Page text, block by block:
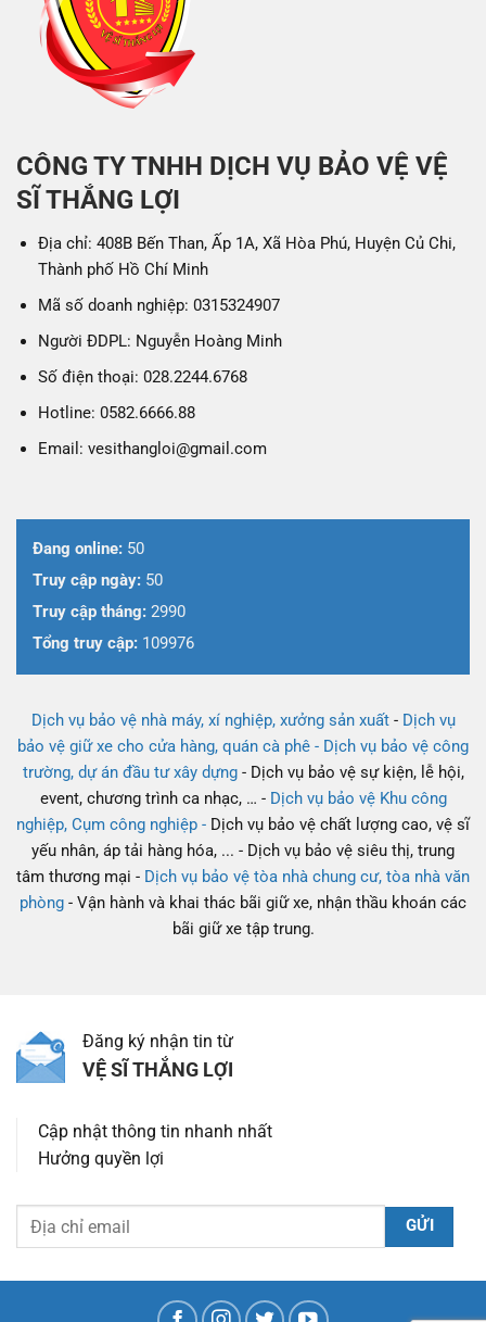
CÔNG TY TNHH DỊCH VỤ BẢO VỆ VỆ
SĨ THẮNG LỢI
Địa chỉ: 408B Bến Than, Ấp 1A, Xã Hòa Phú, Huyện Củ Chi,
Thành phố Hồ Chí Minh
Mã số doanh nghiệp: 0315324907
Người ĐDPL: Nguyễn Hoàng Minh
Số điện thoại: 028.2244.6768
Hotline: 0582.6666.88
Email: vesithangloi@gmail.com
Đang online: 50
Truy cập ngày: 50
Truy cập tháng: 2990
Tổng truy cập: 109976
Dịch vụ bảo vệ nhà máy, xí nghiệp, xưởng sản xuất- Dịch vụ
bảo vệ giữ xe cho cửa hàng, quán cà phê - Dịch vụ bảo vệ công
trường, dự án đầu tư xây dựng- Dịch vụ bảo vệ sự kiện, lễ hội,
event, chương trình ca nhạc, … - Dịch vụ bảo vệ Khu công
nghiệp, Cụm công nghiệp - Dịch vụ bảo vệ chất lượng cao, vệ sĩ
yếu nhân, áp tải hàng hóa, ... - Dịch vụ bảo vệ siêu thị, trung
tâm thương mại - Dịch vụ bảo vệ tòa nhà chung cư, tòa nhà văn
phòng - Vận hành và khai thác bãi giữ xe, nhận thầu khoán các
bãi giữ xe tập trung.
Đăng ký nhận tin từ
VỆ SĨ THẮNG LỢI
Cập nhật thông tin nhanh nhất
Hưởng quyền lợi